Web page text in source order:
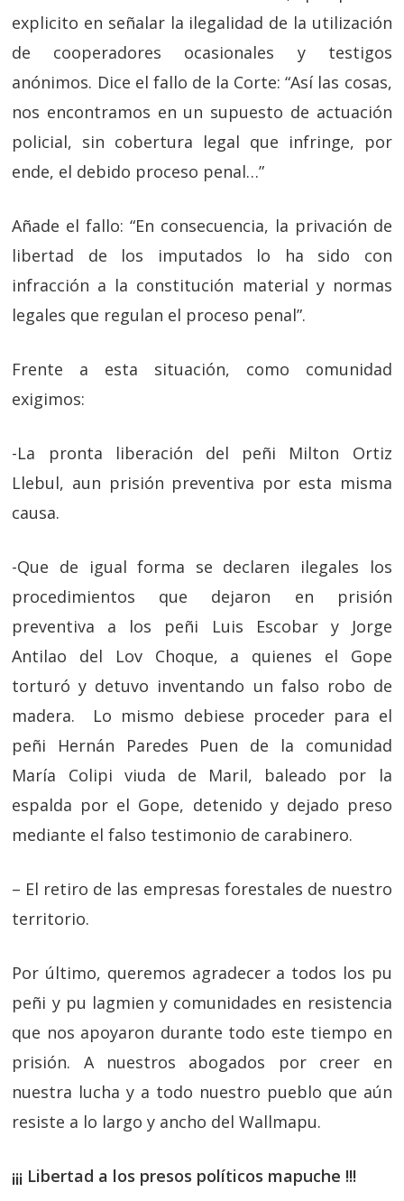
explicito en señalar la ilegalidad de la utilización
de cooperadores ocasionales y testigos
anónimos. Dice el fallo de la Corte: “Así las cosas,
nos encontramos en un supuesto de actuación
policial, sin cobertura legal que infringe, por
ende, el debido proceso penal…”
Añade el fallo: “En consecuencia, la privación de
libertad de los imputados lo ha sido con
infracción a la constitución material y normas
legales que regulan el proceso penal”.
Frente a esta situación, como comunidad
exigimos:
-La pronta liberación del peñi Milton Ortiz
Llebul, aun prisión preventiva por esta misma
causa.
-Que de igual forma se declaren ilegales los
procedimientos que dejaron en prisión
preventiva a los peñi Luis Escobar y Jorge
Antilao del Lov Choque, a quienes el Gope
torturó y detuvo inventando un falso robo de
madera. Lo mismo debiese proceder para el
peñi Hernán Paredes Puen de la comunidad
María Colipi viuda de Maril, baleado por la
espalda por el Gope, detenido y dejado preso
mediante el falso testimonio de carabinero.
– El retiro de las empresas forestales de nuestro
territorio.
Por último, queremos agradecer a todos los pu
peñi y pu lagmien y comunidades en resistencia
que nos apoyaron durante todo este tiempo en
prisión. A nuestros abogados por creer en
nuestra lucha y a todo nuestro pueblo que aún
resiste a lo largo y ancho del Wallmapu.
¡¡¡ Libertad a los presos políticos mapuche !!!